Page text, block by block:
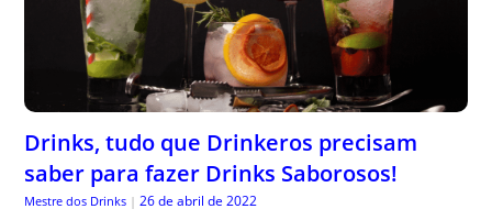
Drinks, tudo que Drinkeros precisam
saber para fazer Drinks Saborosos!
Mestre dos Drinks | 26 de abril de 2022